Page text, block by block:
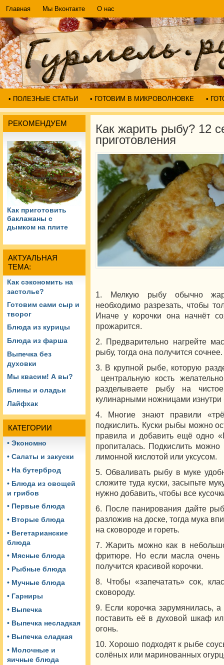
Главная Мы Вконтакте О нас
• ПОЛЕЗНЫЕ СТАТЬИ • ГОТОВИМ В МИКРОВОЛНОВКЕ •
РЕКОМЕНДУЕМ
Как приготовить
баклажаны с
дымком на плите
АКТУАЛЬНАЯ
ТЕМА:
Как сэкономить на
застолье?
Готовим сами сыр и
творог
Блюда из курицы
Блюда из фарша
Выпечка без
духовки
Мы квасим! А вы?
Блины и оладьи
Лайфхак
КАТЕГОРИИ
• Экономно
• Салаты и закуски
• На бутерброд
• Блюда из овощей
и грибов
• Первые блюда
• Вторые блюда
• Вегетарианские
блюда
• Мясные блюда
• Рыбные блюда
• Мучные блюда
• Гарниры
• Выпечка
• Выпечка несладкая
• Выпечка сладкая
• Молочные и
яичные блюда
Как жарить рыбу? 12
приготовления
1. Мелкую рыбу обычно
необходимо разрезать, чтобы
Иначе у корочки она начнёт
прожарится.
2. Предварительно нагрейте
рыбу, тогда она получится сочнее.
3. В крупной рыбе, которую
центральную кость
разделываете рыбу на
кулинарными ножницами
4. Многие знают правили
подкислить. Куски рыбы можно
правила и добавить ещё одно
пропиталась. Подкислить
лимонной кислотой или уксусом.
5. Обваливать рыбу в муке
сложите туда куски, засыпьте
нужно добавить, чтобы все
6. После панирования дайте
разложив на доске, тогда мука
на сковороде и гореть.
7. Жарить можно как в
фритюре. Но если масла
получится красивой корочки.
8. Чтобы «запечатать» сок,
сковороду.
9. Если корочка зарумянилась,
поставить её в духовой шкаф
огонь.
10. Хорошо подходят к рыбе
солёных или маринованных